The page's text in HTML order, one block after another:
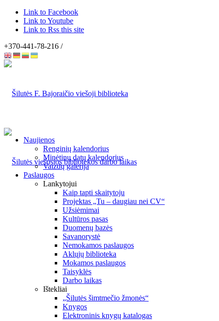
Link to Facebook
Link to Youtube
Link to Rss this site
+370-441-78-216 /
Naujienos
Renginių kalendorius
Minėtinų datų kalendorius
Vaizdų galerija
Paslaugos
Lankytojui
Kaip tapti skaitytoju
Projektas „Tu – daugiau nei CV“
Užsiėmimai
Kultūros pasas
Duomenų bazės
Savanorystė
Nemokamos paslaugos
Aklųjų biblioteka
Mokamos paslaugos
Taisyklės
Darbo laikas
Ištekliai
„Šilutės šimtmečio žmonės“
Knygos
Elektroninis knygų katalogas